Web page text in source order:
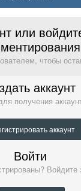
или
чтобы
аккаунт
получения
аккаунт
Войти
Войдите